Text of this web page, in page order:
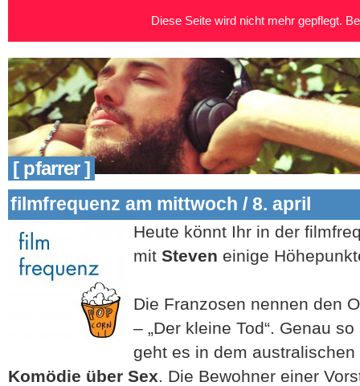
[ pfarrer ]
filmfrequenz am mittwoch / 8. april
Heute könnt Ihr in der
mit Steven einige
Die Franzosen nennen den
– „Der kleine Tod“. Genau
geht es in dem
Komödie über Sex. Die Bewohner einer
Diese Seite wird nicht mehr gepflegt.